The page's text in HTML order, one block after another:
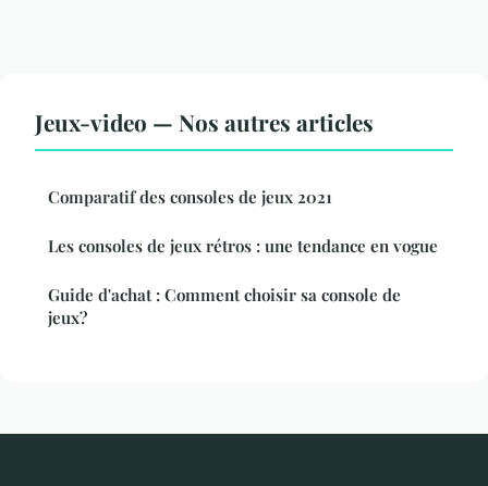
Jeux-video — Nos autres articles
Comparatif des consoles de jeux 2021
Les consoles de jeux rétros : une tendance en vogue
Guide d'achat : Comment choisir sa console de
jeux?